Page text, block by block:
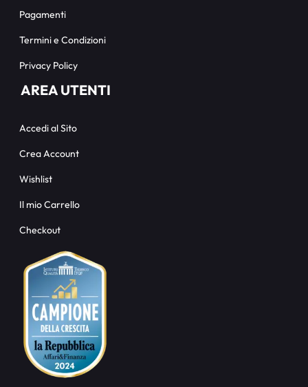
Pagamenti
Termini e Condizioni
Privacy Policy
AREA UTENTI
Accedi al Sito
Crea Account
Wishlist
Il mio Carrello
Checkout